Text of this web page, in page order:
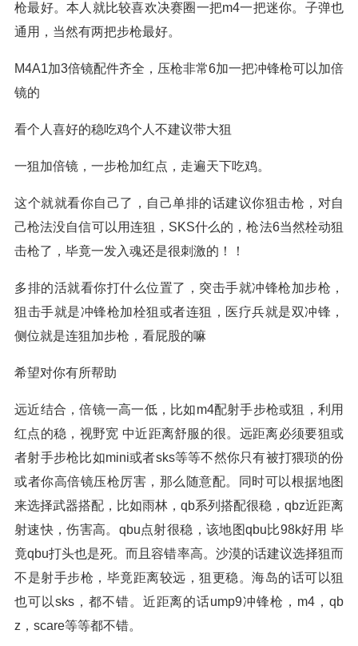
枪最好。本人就比较喜欢决赛圈一把m4一把迷你。子弹也
通用，当然有两把步枪最好。
M4A1加3倍镜配件齐全，压枪非常6加一把冲锋枪可以加倍
镜的
看个人喜好的稳吃鸡个人不建议带大狙
一狙加倍镜，一步枪加红点，走遍天下吃鸡。
这个就就看你自己了，自己单排的话建议你狙击枪，对自
己枪法没自信可以用连狙，SKS什么的，枪法6当然栓动狙
击枪了，毕竟一发入魂还是很刺激的！！
多排的活就看你打什么位置了，突击手就冲锋枪加步枪，
狙击手就是冲锋枪加栓狙或者连狙，医疗兵就是双冲锋，
侧位就是连狙加步枪，看屁股的嘛
希望对你有所帮助
远近结合，倍镜一高一低，比如m4配射手步枪或狙，利用
红点的稳，视野宽 中近距离舒服的很。远距离必须要狙或
者射手步枪比如mini或者sks等等不然你只有被打猥琐的份
或者你高倍镜压枪厉害，那么随意配。同时可以根据地图
来选择武器搭配，比如雨林，qb系列搭配很稳，qbz近距离
射速快，伤害高。qbu点射很稳，该地图qbu比98k好用 毕
竟qbu打头也是死。而且容错率高。沙漠的话建议选择狙而
不是射手步枪，毕竟距离较远，狙更稳。海岛的话可以狙
也可以sks，都不错。近距离的话ump9冲锋枪，m4，qb
z，scare等等都不错。